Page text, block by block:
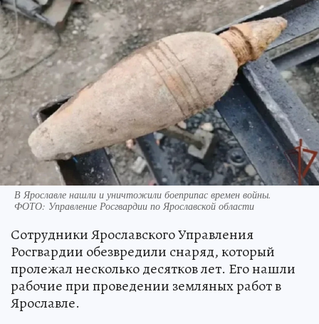
В Ярославле нашли и уничтожили боеприпас времен войны.
ФОТО: Управление Росгвардии по Ярославской области
Сотрудники Ярославского Управления
Росгвардии обезвредили снаряд, который
пролежал несколько десятков лет. Его нашли
рабочие при проведении земляных работ в
Ярославле.